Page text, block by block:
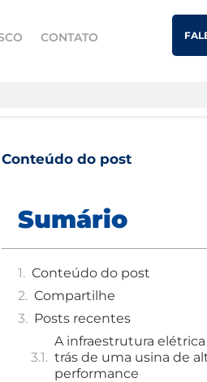
CONTATO
Conteúdo do post
Sumário
Conteúdo do post
Compartilhe
Posts recentes
A infraestrutura
trás de uma usina de
performance